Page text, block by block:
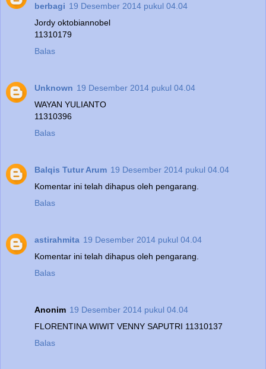
berbagi 19 Desember 2014 pukul 04.04
Jordy oktobiannobel
11310179
Balas
Unknown 19 Desember 2014 pukul 04.04
WAYAN YULIANTO
11310396
Balas
Balqis Tutur Arum 19 Desember 2014 pukul 04.04
Komentar ini telah dihapus oleh pengarang.
Balas
astirahmita 19 Desember 2014 pukul 04.04
Komentar ini telah dihapus oleh pengarang.
Balas
Anonim 19 Desember 2014 pukul 04.04
FLORENTINA WIWIT VENNY SAPUTRI 11310137
Balas